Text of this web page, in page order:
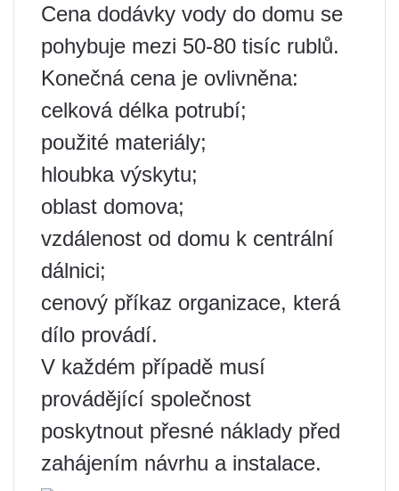
Cena dodávky vody do domu se
pohybuje mezi 50-80 tisíc rublů.
Konečná cena je ovlivněna:
celková délka potrubí;
použité materiály;
hloubka výskytu;
oblast domova;
vzdálenost od domu k centrální
dálnici;
cenový příkaz organizace, která
dílo provádí.
V každém případě musí
provádějící společnost
poskytnout přesné náklady před
zahájením návrhu a instalace.